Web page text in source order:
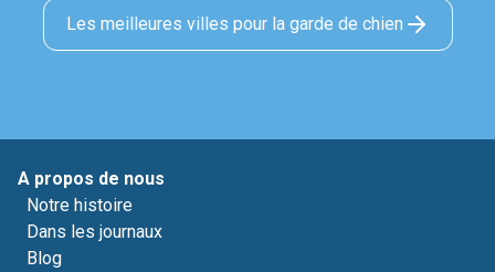
Les meilleures villes pour la garde de chien
A propos de nous
Notre histoire
Dans les journaux
Blog